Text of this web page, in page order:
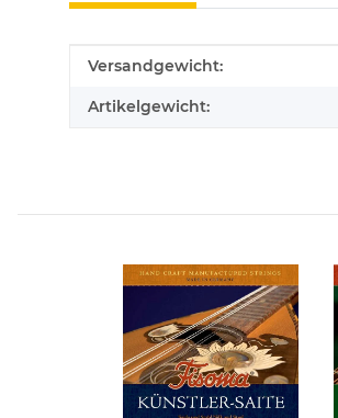
Produkteigenschaft
Wert
Versandgewicht:
Artikelgewicht: